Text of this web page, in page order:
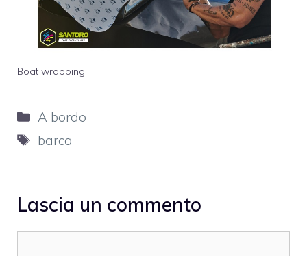
Boat wrapping
Categorie
A bordo
Tag
barca
Lascia un commento